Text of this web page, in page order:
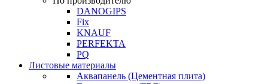
DANOGIPS
Fix
KNAUF
PERFEKTA
PQ
Листовые материалы
Аквапанель (Цементная плита)